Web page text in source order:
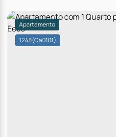
1248(Ca0101)
Apartamento